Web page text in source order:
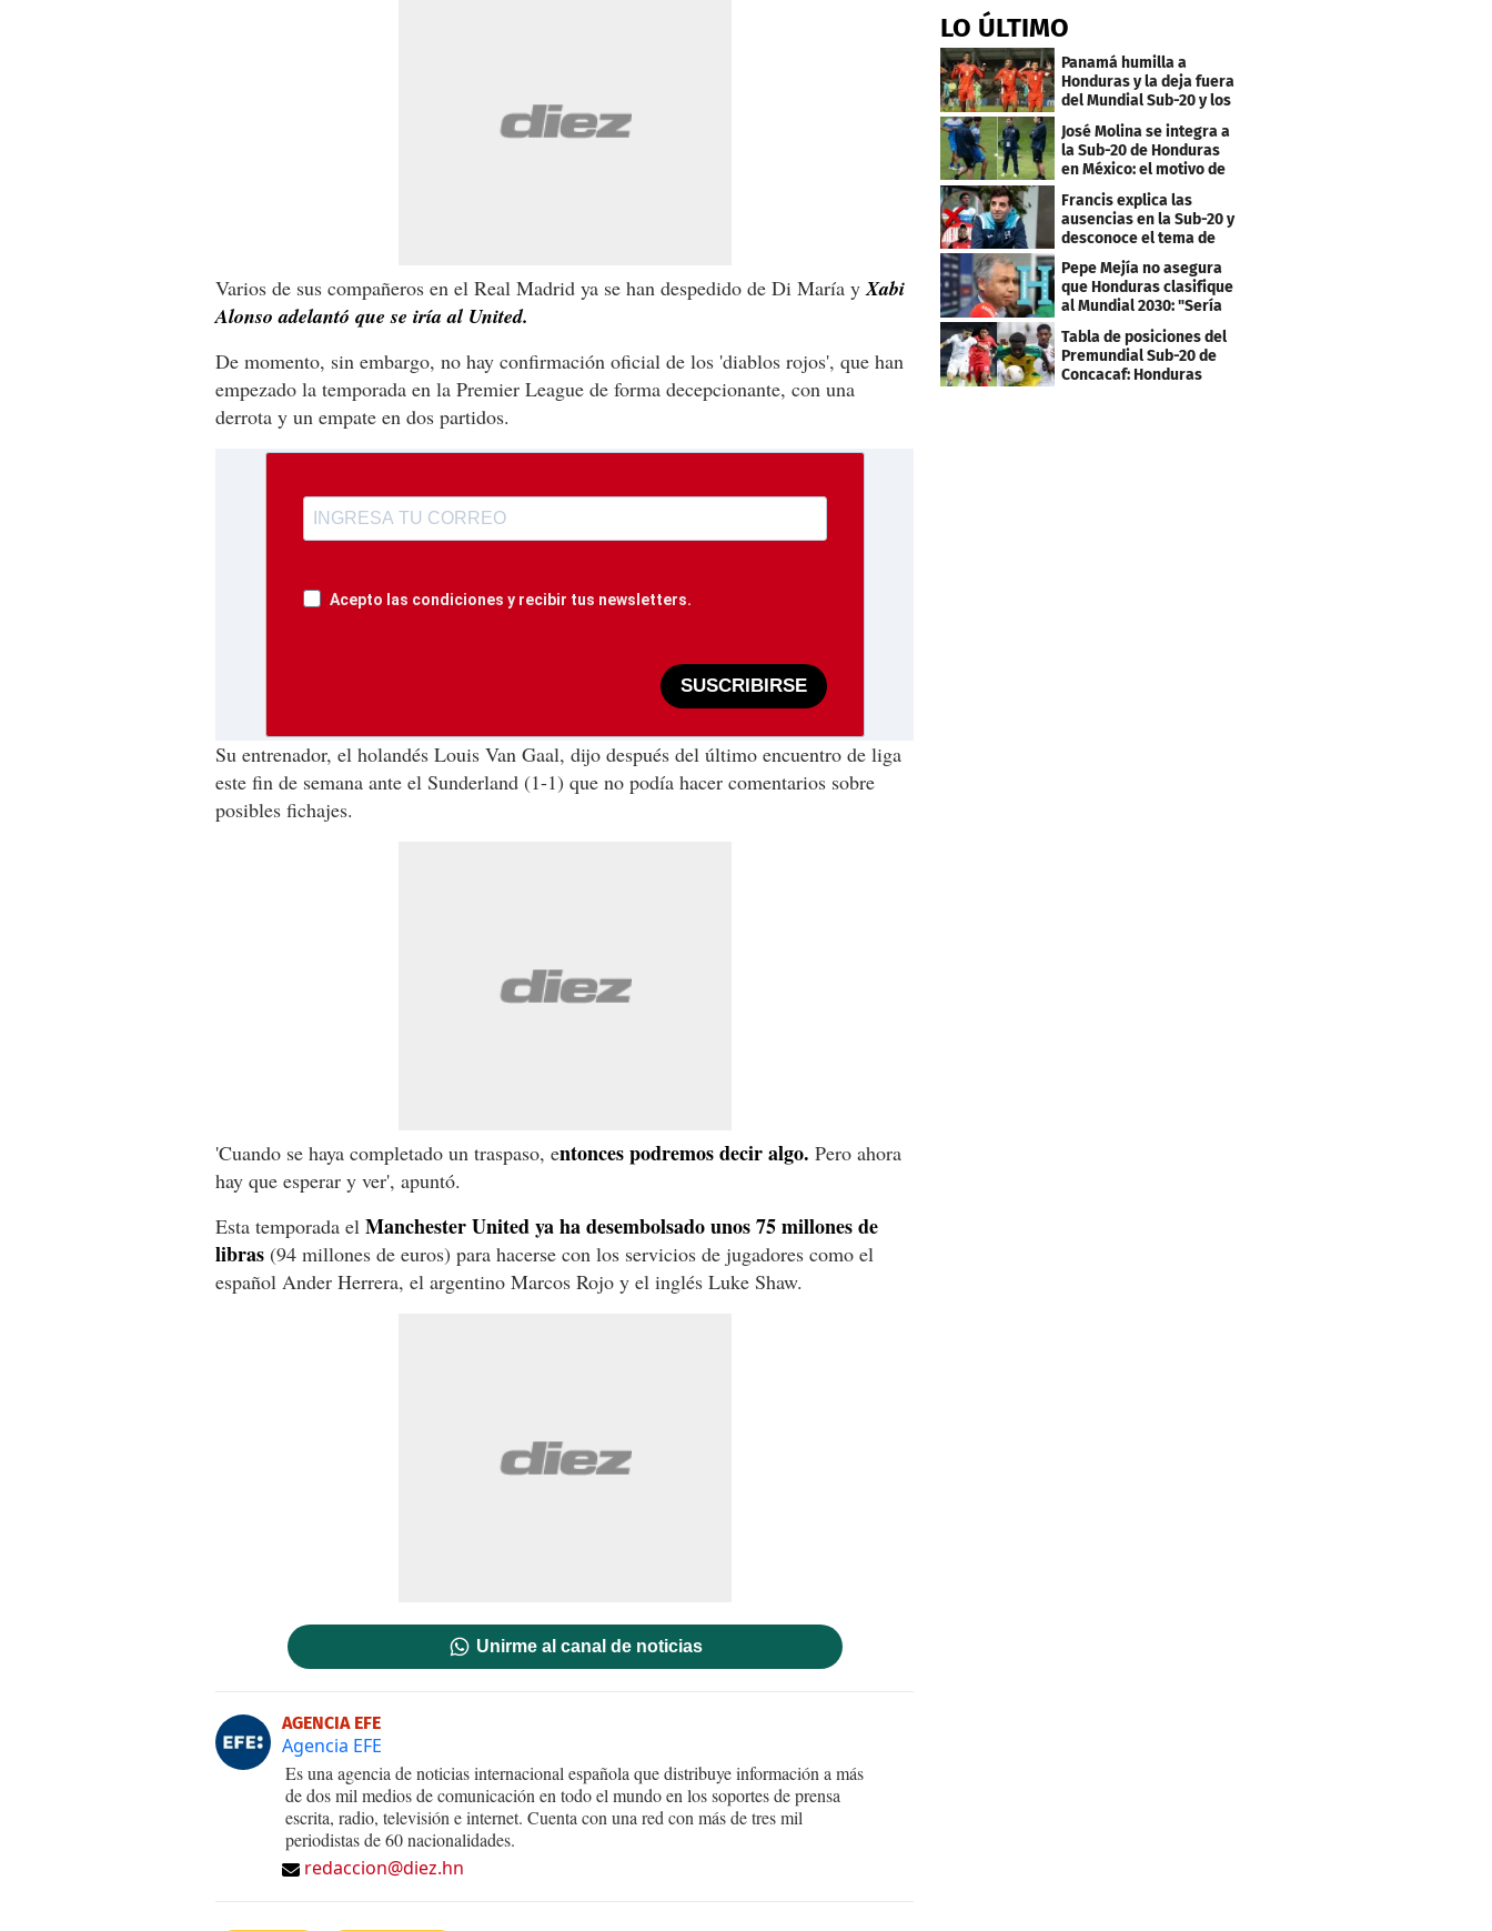
Varios de sus compañeros en el Real Madrid ya se han despedido de Di María yXabi
Alonso adelantó que se iría al United.
De momento, sin embargo, no hay confirmación oficial de los 'diablos rojos', que han
empezado la temporada en la Premier League de forma decepcionante, con una
derrota y un empate en dos partidos.
Acepto las condiciones y recibir tus newsletters.
SUSCRIBIRSE
Su entrenador, el holandés Louis Van Gaal, dijo después del último encuentro de liga
este fin de semana ante el Sunderland (1-1) que no podía hacer comentarios sobre
posibles fichajes.
'Cuando se haya completado un traspaso, entonces podremos decir algo. Pero ahora
hay que esperar y ver', apuntó.
Esta temporada el Manchester United ya ha desembolsado unos 75 millones de
libras (94 millones de euros) para hacerse con los servicios de jugadores como el
español Ander Herrera, el argentino Marcos Rojo y el inglés Luke Shaw.
Unirme al canal de noticias
AGENCIA EFE
Agencia EFE
Es una agencia de noticias internacional española que distribuye información a más
de dos mil medios de comunicación en todo el mundo en los soportes de prensa
escrita, radio, televisión e internet. Cuenta con una red con más de tres mil
periodistas de 60 nacionalidades.
redaccion@diez.hn
LO ÚLTIMO
Panamá humilla a
Honduras y la deja fuera
del Mundial Sub-20 y los
Juegos Olímpicos
José Molina se integra a
la Sub-20 de Honduras
en México: el motivo de
su viaje
Francis explica las
ausencias en la Sub-20 y
desconoce el tema de
los tiktokers
Pepe Mejía no asegura
que Honduras clasifique
al Mundial 2030: "Sería
mentir"
Tabla de posiciones del
Premundial Sub-20 de
Concacaf: Honduras